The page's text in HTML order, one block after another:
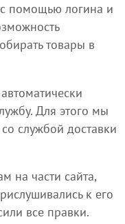
помощью логина и
товары в
Для этого мы
службой доставки
на части сайта,
к его
все правки.